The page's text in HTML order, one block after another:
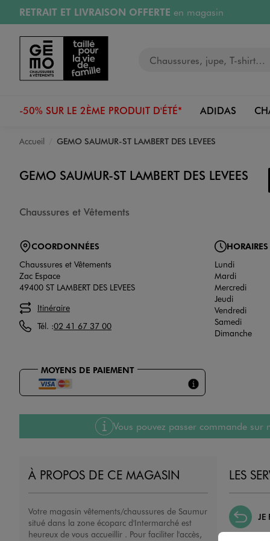
Aller au contenu principal
Aller à la navigation
RETRAIT ET LIVRAISON OFFERTE en magasin
Retours OFFERTSpendant 30 jours
PAYEZ EN 3x SANS FRAIS
dès 50€
RÉSERVATION GRATUITE
-50% SUR LE 2ÈME PRODUIT D'ÉTÉ* ADIDAS
Accueil GEMO SAUMUR-ST LAMBERT DES LEVEES
GEMO SAUMUR-ST LAMBERT DES LEVEES
Chaussures et Vêtements
COORDONNÉES
Chaussures et Vêtements
Zac Espace
49400 ST LAMBERT DES LEVEES
Itinéraire
Tél. :02 41 67 37 00
HORAIRES
Lundi
Mardi
Mercredi
Jeudi
Vendredi
Samedi
Dimanche
MOYENS DE PAIEMENT
Vous pouvez passer commande
À PROPOS DE CE MAGASIN
Votre magasin vêtements/chaussures de Saumur
situé dans la zone écoparc d'Intermarché est
heureux de vous accueillir . Pour faciliter l'accès,
LES
JE